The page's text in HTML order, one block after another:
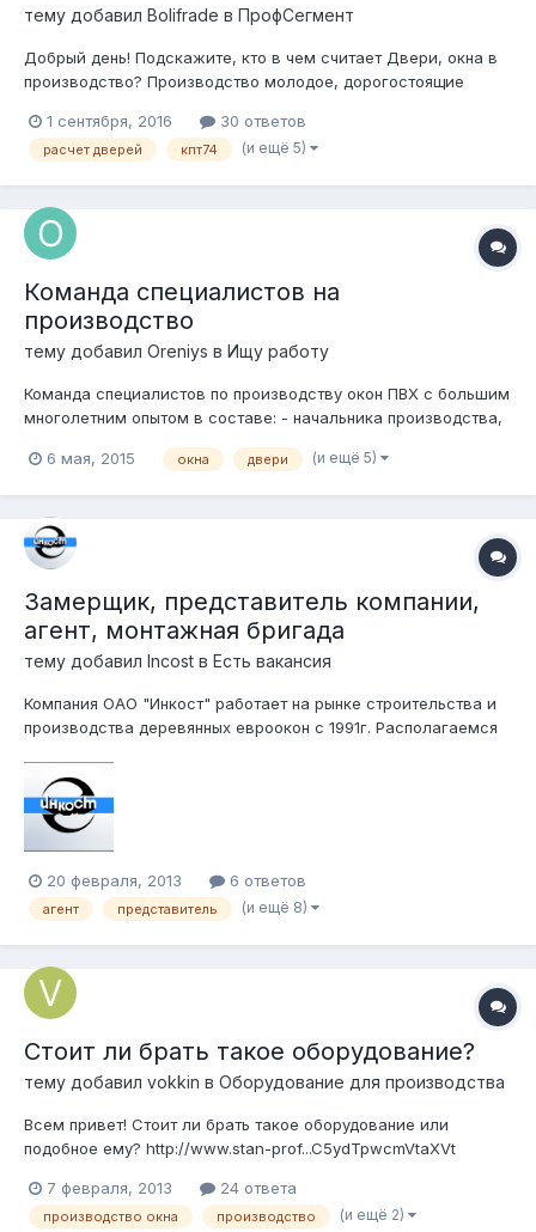
тему добавил Bolifrade в ПрофСегмент
Добрый день! Подскажите, кто в чем считает Двери, окна в
производство? Производство молодое, дорогостоящие
шаблонов в экселе. Но может у кого есть тоже что-то
подобное или лучше. Работаю с профилем СИАЛ, холодные
1 сентября, 2016 30 ответов
расчет дверей кпт74 (и ещё 5)
Команда специалистов на
производство
тему добавил Oreniys в Ищу работу
Команда специалистов по производству окон ПВХ с большим
многолетним опытом в составе: - начальника производства,
механика по настройке оборудования, - менеджер по
порезки до штапиковки...
6 мая, 2015 окна двери (и ещё 5)
Замерщик, представитель компании,
агент, монтажная бригада
тему добавил Incost в Есть вакансия
Компания ОАО "Инкост" работает на рынке строительства и
производства деревянных евроокон с 1991г. Располагаемся
квалифицированного представителя по Москве и МО, а так
же в Нижнем Новгороде и Владимирской области. Так же,
готовы рассмотреть и из д...
20 февраля, 2013 6 ответов
агент представитель (и ещё 8)
Стоит ли брать такое оборудование?
тему добавил vokkin в Оборудование для производства
Всем привет! Стоит ли брать такое оборудование или
подобное ему? http://www.stan-prof...C5ydTpwcmVtaXVt
производство, работы мало стало, люди простаивают). Т.е.
интересует, какого качества получаются на таких станках
7 февраля, 2013 24 ответа
производство окна производство (и ещё 2)